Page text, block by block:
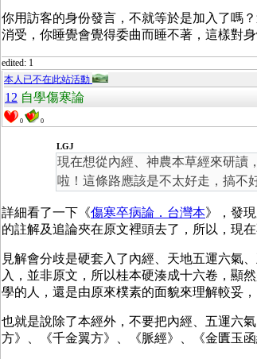
你用訪客的身份發言，不就等於是加入了嗎
消受，你睡覺會覺得委曲而睡不著，這樣對身
edited: 1
本人已不在此站活動
12 自學傷寒論
0 0
LGJ
現在想從內經、神農本草經來研讀
啦！這條路應該是不太好走，搞不
詳細看了一下《傷寒卒病論．台灣本》，發
的註解及追論夾在原文裡頭去了，所以，現
見解會分歧是硬套入了內經、天地五運六氣
入，並非原文，所以桂本硬湊成十六卷，顯
學的人，還是由原來樸素的面貌來理解較妥，
也就是說除了本經外，不要把內經、五運六
方》、《千金翼方》、《脈經》、《金匱玉